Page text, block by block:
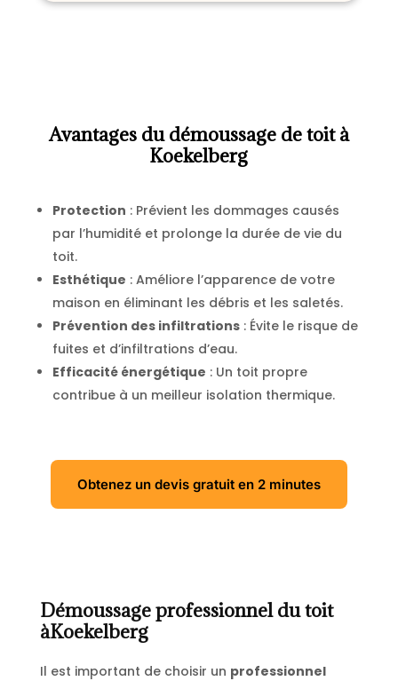
Avantages du démoussage de toit à
Koekelberg
Protection : Prévient les dommages causés
par l’humidité et prolonge la durée de vie du
toit.
Esthétique : Améliore l’apparence de votre
maison en éliminant les débris et les saletés.
Prévention des infiltrations: Évite le risque de
fuites et d’infiltrations d’eau.
Efficacité énergétique : Un toit propre
contribue à un meilleur isolation thermique.
Obtenez un devis gratuit en 2 minutes
Démoussage professionnel du toit
àKoekelberg
Il est important de choisir un professionnel